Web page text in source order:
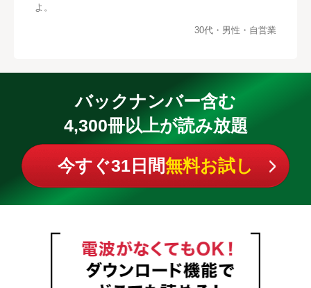
よ。
30代・男性・自営業
バックナンバー含む
4,300冊以上が読み放題
今すぐ31日間無料お試し